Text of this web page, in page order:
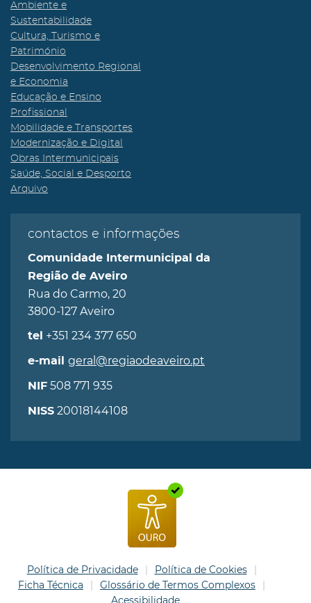
Ambiente e
Sustentabilidade
Cultura, Turismo e
Património
Desenvolvimento Regional
e Economia
Educação e Ensino
Profissional
Mobilidade e Transportes
Modernização e Digital
Obras Intermunicipais
Saúde, Social e Desporto
Arquivo
contactos e informações
Comunidade Intermunicipal da
Região de Aveiro
Rua do Carmo, 20
3800-127 Aveiro
tel +351 234 377 650
e-mail geral@regiaodeaveiro.pt
NIF 508 771 935
NISS 20018144108
Política de Privacidade
Política de Cookies
Ficha Técnica
Glossário de Termos Complexos
Acessibilidade